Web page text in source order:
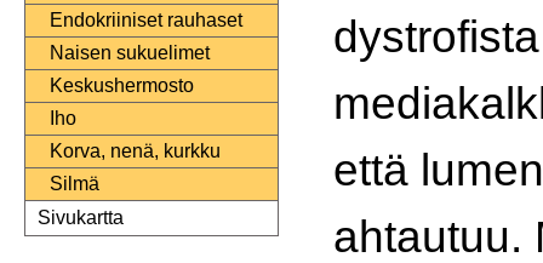
Endokriiniset rauhaset
Naisen sukuelimet
Keskushermosto
Iho
Korva, nenä, kurkku
Silmä
Sivukartta
dystrofista
että
ahtautuu.